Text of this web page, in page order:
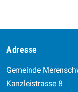
Footer
Adresse
Gemeinde
Kanzleistrasse 8